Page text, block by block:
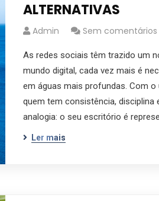
ALTERNATIVAS
Admin Sem comentários
As redes sociais têm trazido um
mundo digital, cada vez mais é
em águas mais profundas. Com
quem tem consistência, disciplina
analogia: o seu escritório é
Ler mais